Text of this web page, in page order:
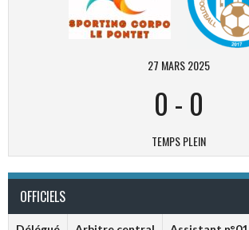
27 MARS 2025
0 - 0
TEMPS PLEIN
OFFICIELS